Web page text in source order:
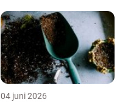
04 juni 2026